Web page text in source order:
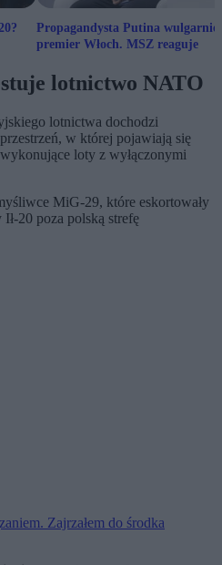
Propagandysta Putina wulgarnie
premier Włoch. MSZ reaguje
lotnictwo NATO
lotnictwa dochodzi
w której pojawiają się
loty z wyłączonymi
MiG-29, które eskortowały
20 poza polską strefę
Zajrzałem do środka